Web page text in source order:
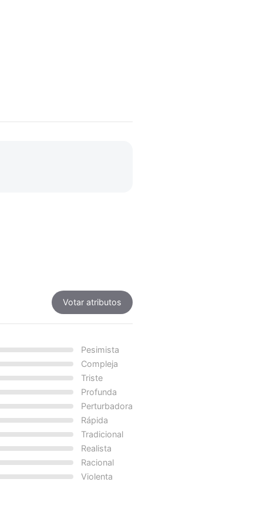
Votar atributos
Pesimista
Compleja
Triste
Profunda
Perturbadora
Rápida
Tradicional
Realista
Racional
Violenta